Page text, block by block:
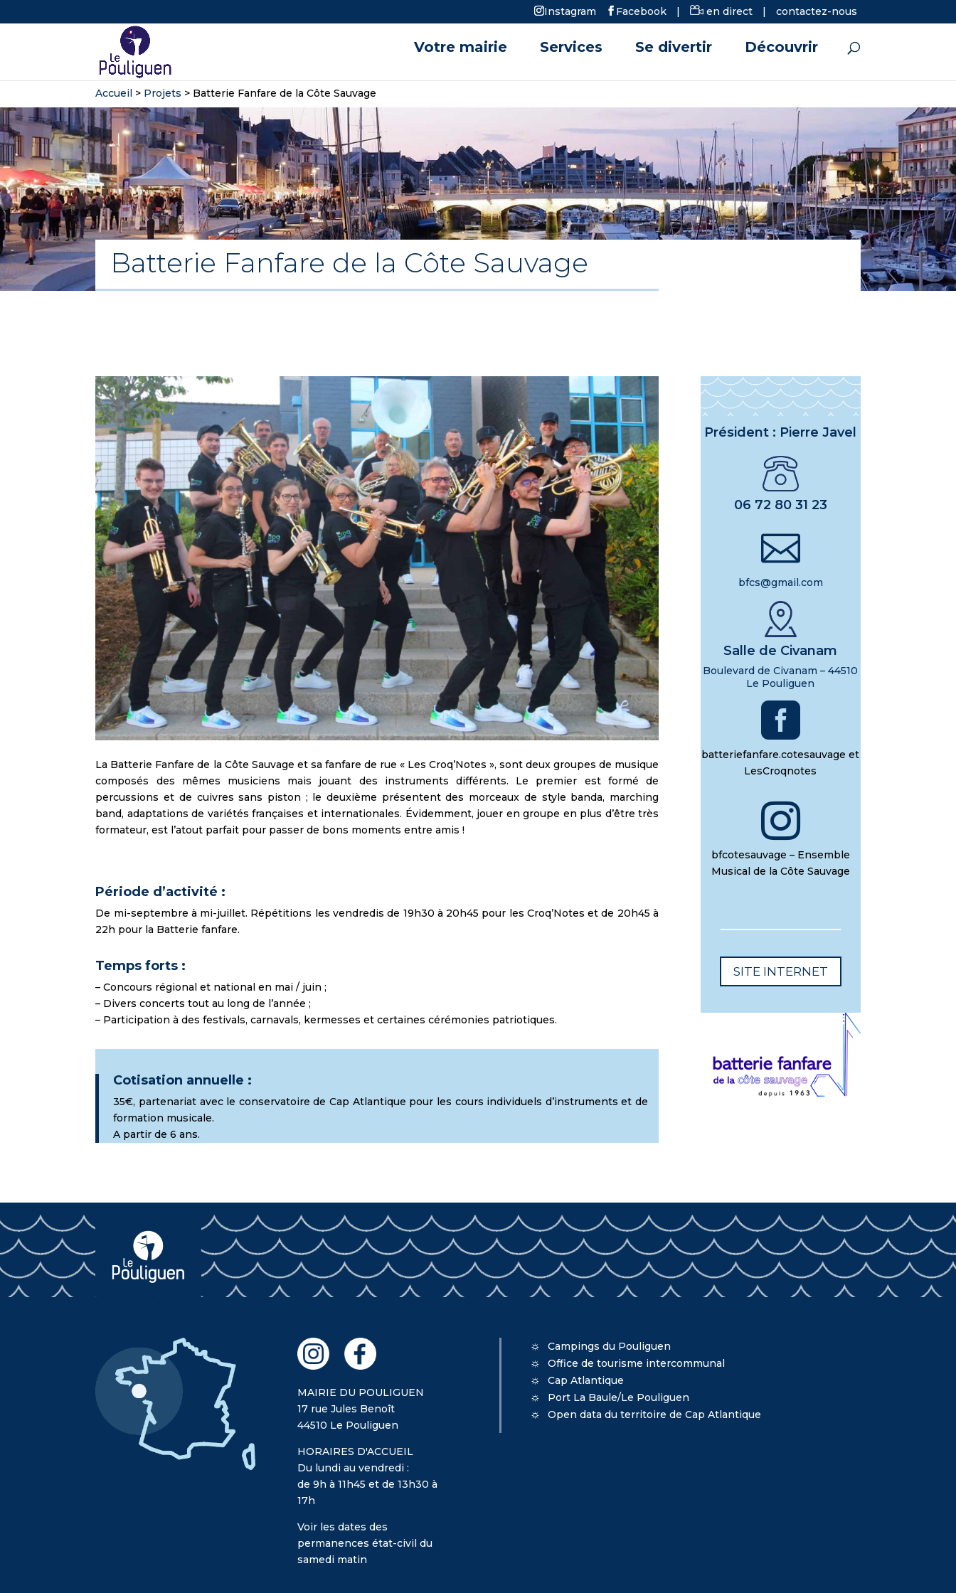
Instagram Facebook | en direct | contactez-nous
Votre mairie Services Se divertir Découvrir
Accueil > Projets > Batterie Fanfare de la Côte Sauvage
Batterie Fanfare de la Côte Sauvage
La Batterie Fanfare de la Côte Sauvage et sa fanfare de rue « Les Croq’Notes », sont deux groupes de musique
composés des mêmes musiciens mais jouant des instruments différents. Le premier est formé de
percussions et de cuivres sans piston ; le deuxième présentent des morceaux de style banda, marching
band, adaptations de variétés françaises et internationales. Évidemment, jouer en groupe en plus d’être très
formateur, est l’atout parfait pour passer de bons moments entre amis !
Période d’activité :
De mi-septembre à mi-juillet. Répétitions les vendredis de 19h30 à 20h45 pour les Croq’Notes et de 20h45 à
22h pour la Batterie fanfare.
Temps forts :
– Concours régional et national en mai / juin ;
– Divers concerts tout au long de l’année ;
– Participation à des festivals, carnavals, kermesses et certaines cérémonies patriotiques.
Cotisation annuelle :
35€, partenariat avec le conservatoire de Cap Atlantique pour les cours individuels d’instruments et de
formation musicale.
A partir de 6 ans.
Président : Pierre Javel
06 72 80 31 23

bfcs@gmail.com
Salle de Civanam
Boulevard de Civanam – 44510
Le Pouliguen

batteriefanfare.cotesauvage et
LesCroqnotes

bfcotesauvage – Ensemble
Musical de la Côte Sauvage
SITE INTERNET
MAIRIE DU POULIGUEN
17 rue Jules Benoît
44510 Le Pouliguen
HORAIRES D'ACCUEIL
Du lundi au vendredi :
de 9h à 11h45 et de 13h30 à
17h
Voir les dates des
permanences état-civil du
samedi matin
Campings du Pouliguen
Office de tourisme intercommunal
Cap Atlantique
Port La Baule/Le Pouliguen
Open data du territoire de Cap Atlantique